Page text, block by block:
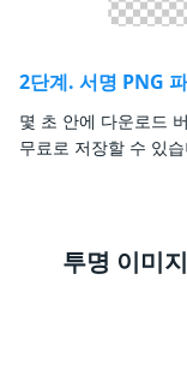
2단계. 서명 PNG
몇 초 안에 다운로드
무료로 저장할 수 있
투명 이미